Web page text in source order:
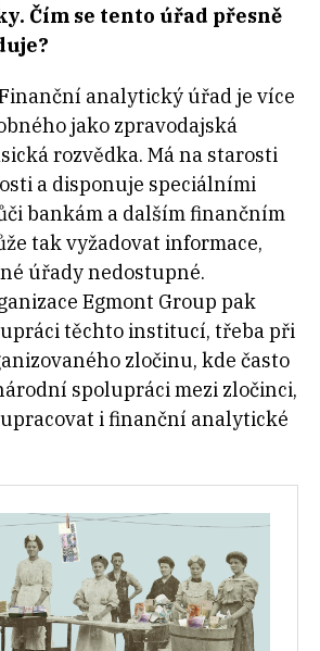
Čím se tento úřad přesně
analytický úřad je více
jako zpravodajská
rozvědka. Má na starosti
a disponuje speciálními
bankám a dalším finančním
tak vyžadovat informace,
úřady nedostupné.
Egmont Group pak
těchto institucí, třeba při
zločinu, kde často
spolupráci mezi zločinci,
i finanční analytické